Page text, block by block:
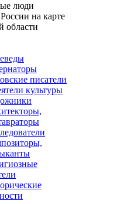
люди
на карте
области
писатели
культуры